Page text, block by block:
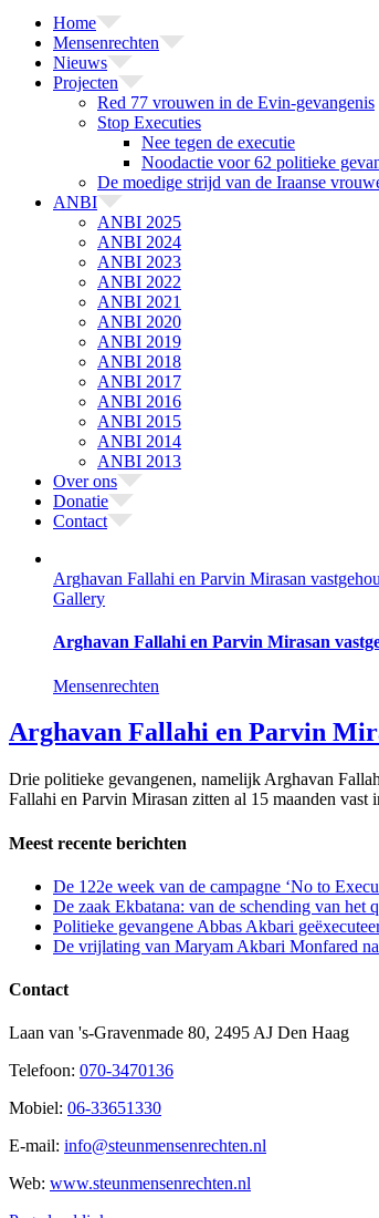
Home
Mensenrechten
Nieuws
Projecten
Red 77 vrouwen in de Evin-gevangenis
Stop Executies
Nee tegen de executie
Noodactie voor 62 politieke
De moedige strijd van de Iraanse
ANBI
ANBI 2025
ANBI 2024
ANBI 2023
ANBI 2022
ANBI 2021
ANBI 2020
ANBI 2019
ANBI 2018
ANBI 2017
ANBI 2016
ANBI 2015
ANBI 2014
ANBI 2013
Over ons
Donatie
Contact
Arghavan Fallahi en Parvin Mirasan
Gallery
Arghavan Fallahi en Parvin Mirasan
Mensenrechten
Arghavan Fallahi en Parvin
Drie politieke gevangenen, namelijk Arghavan
Fallahi en Parvin Mirasan zitten al 15 maanden vast
Meest recente berichten
De 122e week van de campagne ‘No to
De zaak Ekbatana: van de schending van het
Politieke gevangene Abbas Akbari
De vrijlating van Maryam Akbari Monfared
Contact
Laan van 's-Gravenmade 80, 2495 AJ Den Haag
Telefoon: 070-3470136
Mobiel: 06-33651330
E-mail: info@steunmensenrechten.nl
Web: www.steunmensenrechten.nl